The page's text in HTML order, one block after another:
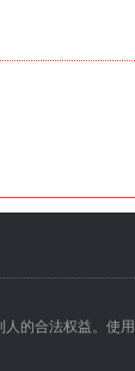
的合法权益。使